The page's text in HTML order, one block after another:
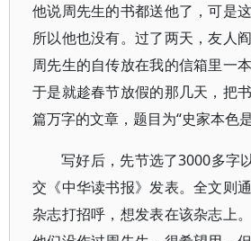
他说周先生的书都送他了，可是
所以他也没有。过了两天，友人
周先生的自传放在我的信箱里一
于是就趁春节放假的那几天，把
篇万字的文章，题目为“史家本色是
写好后，先节选了3000多字
交《中华读书报》发表。全文则
杂志打招呼，想发表在该杂志上